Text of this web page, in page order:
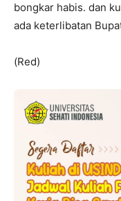
bongkar habis. dan
ada keterlibatan
(Red)